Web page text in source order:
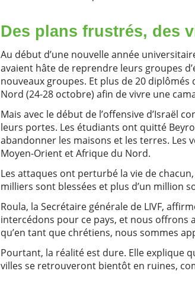
Des plans frustrés, des
Au début d’une nouvelle année
avaient hâte de reprendre leurs groupes
nouveaux groupes. Et plus de 20 diplômés
Nord (24-28 octobre) afin de vivre une
Mais avec le début de l’offensive d’Israël
leurs portes. Les étudiants ont quitté
abandonner les maisons et les terres. Les
Moyen-Orient et Afrique du Nord.
Les attaques ont perturbé la vie de
milliers sont blessées et plus d’un million
Roula, la Secrétaire générale de LIVF,
intercédons pour ce pays, et nous offrons
qu’en tant que chrétiens, nous sommes
Pourtant, la réalité est dure. Elle explique
villes se retrouveront bientôt en ruines,